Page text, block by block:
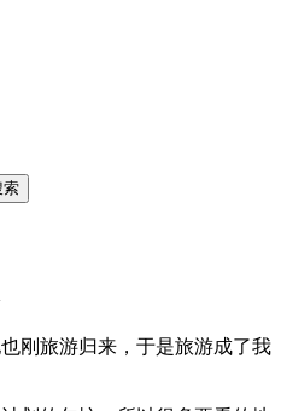
索
刚旅游归来，于是旅游成了我